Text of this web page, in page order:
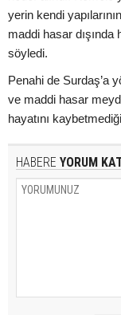
yerin kendi
maddi hasar dışında
söyledi.
Penahi de Surdaş’a
ve maddi hasar
hayatını
HABERE YORUM